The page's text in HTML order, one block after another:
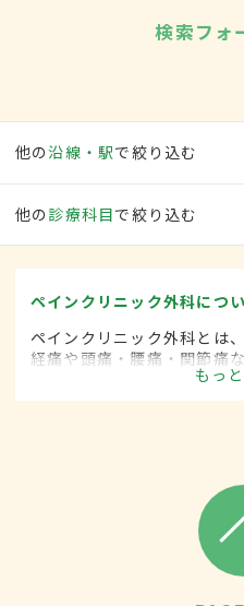
検索フォ
他の沿線・駅で絞り込む
他の 診療科目で絞り込む
ペインクリニック外科につ
ペインクリニック外科とは
経痛や頭痛・腰痛・関節痛
対して、手術的な方法によ
す。平成20年4月の制度改
もっ